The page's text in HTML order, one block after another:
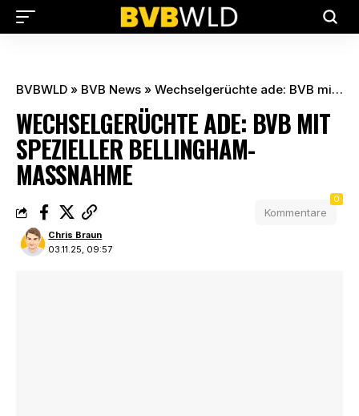
BVBWLD » BVB News » Wechselgerüchte ade: BVB mit spezieller Bellingham-Maßnahme
WECHSELGERÜCHTE ADE: BVB MIT
SPEZIELLER BELLINGHAM-
MASSNAHME
03.11.25, 09:57
Chris Braun
Kommentare
0